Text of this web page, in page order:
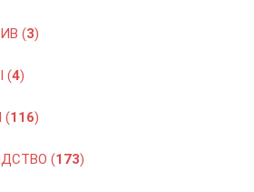
(3)
(4)
(116)
(173)